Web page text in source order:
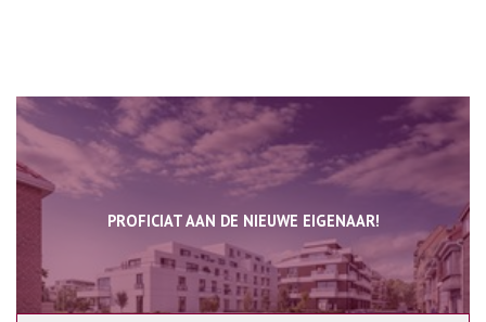
PROFICIAT AAN DE NIEUWE EIGENAAR!